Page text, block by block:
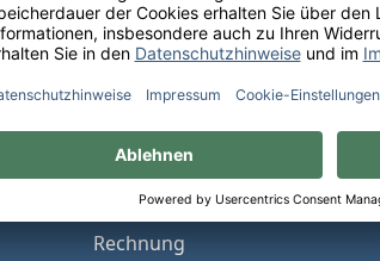
kostenfreie Lieferung
perfekte